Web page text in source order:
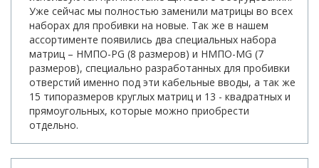
Уже сейчас мы полностью заменили матрицы во всех
наборах для пробивки на новые. Так же в нашем
ассортименте появились два специальных набора
матриц – НМПО-PG (8 размеров) и НМПО-MG (7
размеров), специально разработанных для пробивки
отверстий именно под эти кабельные вводы, а так же
15 типоразмеров круглых матриц и 13 - квадратных и
прямоугольных, которые можно приобрести
отдельно.